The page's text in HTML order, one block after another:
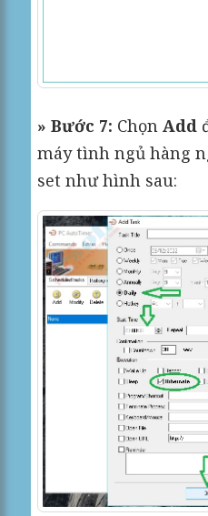
» Bước 7: ChọnAdd
máy tình ngủ hàng
set như hình sau: